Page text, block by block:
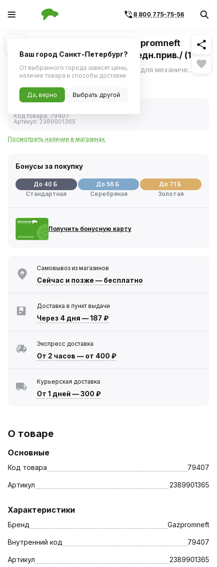
8 800 775-75-56
1/1 Похожие
Масло трансмиссионное Gazpromneft
80W85 GL-4 минер./КПП передн.прив./ (1 л)
Всесезонное трансмиссионное масло для механических коробок передач переднеприводных автомобилей ВАЗ, механических трансмиссиях легковых автомобилей, грузовиков, автобусов и другой техники с умеренными и тяжелыми условиями эксплуатации, требующих применения масел уровня GL-4. ещё
Код товара:79407
Артикул: 2389901365
Посмотреть наличие в магазинах
Бонусы за покупку
До 40 Б
Стандартная
До 56 Б
Серебряная
До 71 Б
Золотая
Получить бонусную карту
Самовывоз из магазинов
Сейчас и позже — бесплатно
Доставка в пункт выдачи
Через 4 дня —187 ₽
Экспресс доставка
От 2 часов — от 400 ₽
Курьерская доставка
От 1 дней —300 ₽
О товаре
Основные
Код товара 79407
Артикул 2389901365
Характеристики
Бренд Gazpromneft
Внутренний код 79407
Артикул 2389901365
Ваш город Санкт-Петербург?
От выбранного города зависят цены,
наличие товара и способы доставки
Да, верно Выбрать другой